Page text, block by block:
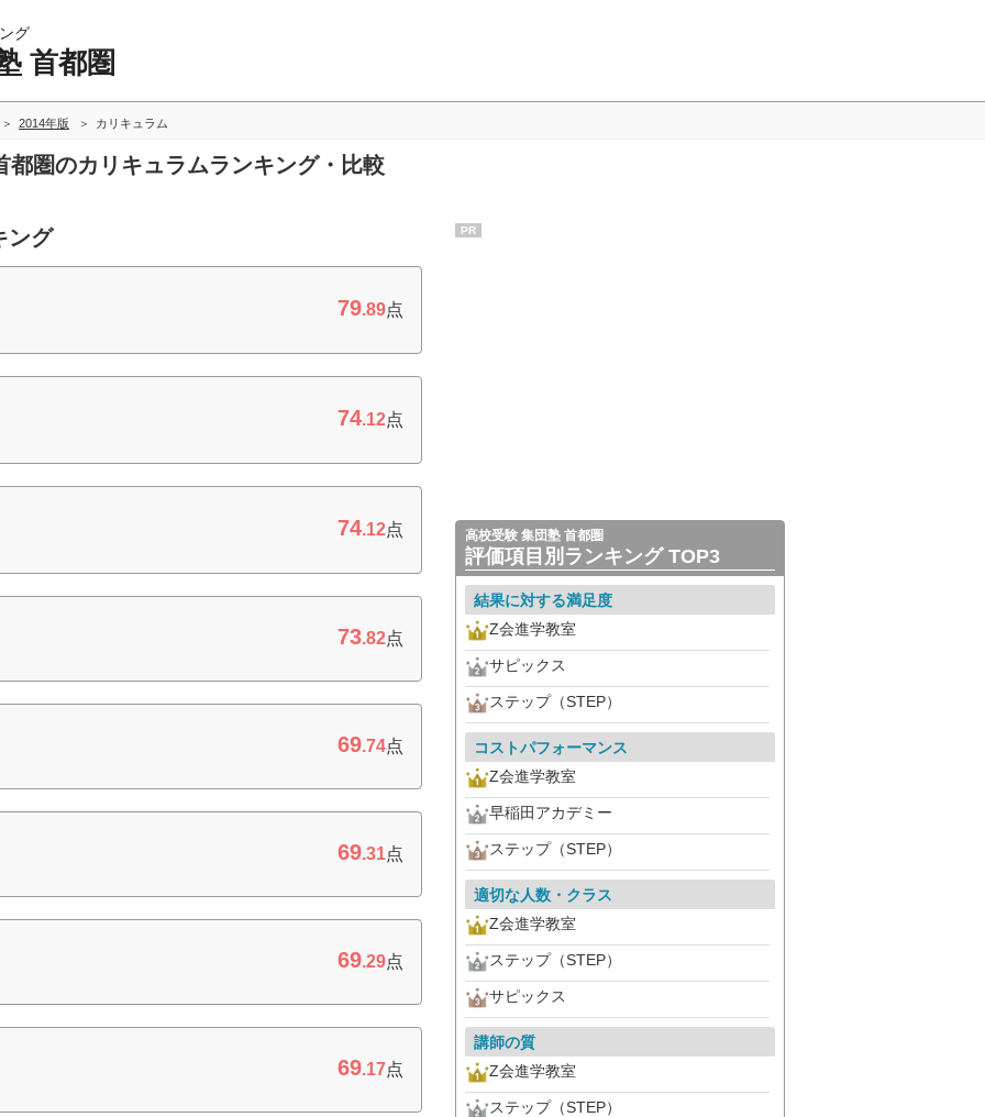
グ
首都圏
2014年版 カリキュラム
圏のカリキュラムランキング・比較
ング
79.89点
74.12点
74.12点
73.82点
69.74点
69.31点
69.29点
69.17点
PR
高校受験 集団塾 首都圏
評価項目別ランキング TOP3
結果に対する満足度
Z会進学教室
サピックス
ステップ（STEP）
コストパフォーマンス
Z会進学教室
早稲田アカデミー
ステップ（STEP）
適切な人数・クラス
Z会進学教室
ステップ（STEP）
サピックス
講師の質
Z会進学教室
ステップ（STEP）